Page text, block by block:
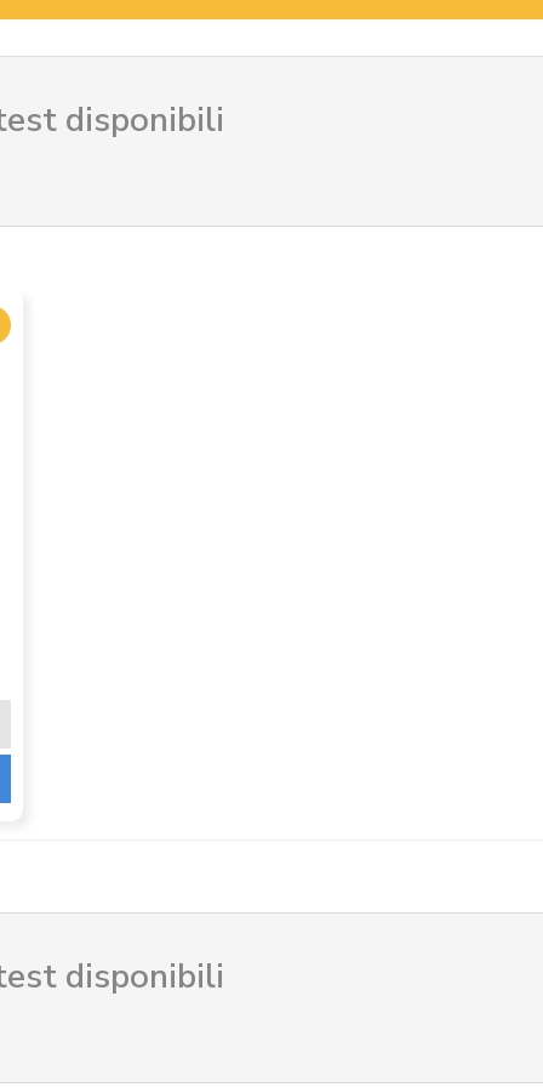
disponibili
disponibili